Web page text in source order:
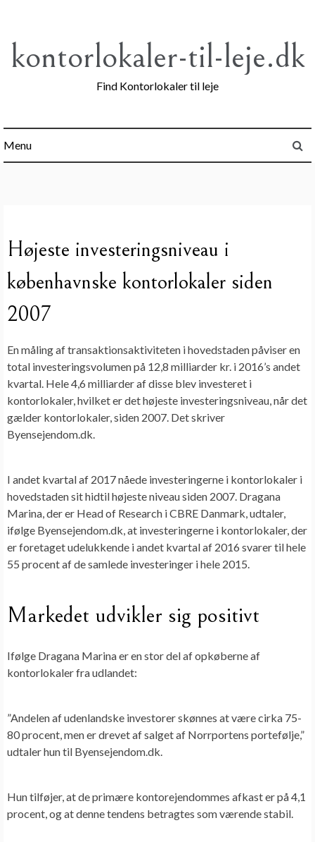
content
kontorlokaler-til-leje.dk
Find Kontorlokaler til leje
Menu
Højeste investeringsniveau i
københavnske kontorlokaler siden
2007
En måling af transaktionsaktiviteten i hovedstaden påviser en
total investeringsvolumen på 12,8 milliarder kr. i 2016’s andet
kvartal. Hele 4,6 milliarder af disse blev investeret i
kontorlokaler, hvilket er det højeste investeringsniveau, når det
gælder kontorlokaler, siden 2007. Det skriver
Byensejendom.dk.
I andet kvartal af 2017 nåede investeringerne i kontorlokaler i
hovedstaden sit hidtil højeste niveau siden 2007. Dragana
Marina, der er Head of Research i CBRE Danmark, udtaler,
ifølge Byensejendom.dk, at investeringerne i kontorlokaler, der
er foretaget udelukkende i andet kvartal af 2016 svarer til hele
55 procent af de samlede investeringer i hele 2015.
Markedet udvikler sig positivt
Ifølge Dragana Marina er en stor del af opkøberne af
kontorlokaler fra udlandet:
”Andelen af udenlandske investorer skønnes at være cirka 75-
80 procent, men er drevet af salget af Norrportens portefølje,”
udtaler hun til Byensejendom.dk.
Hun tilføjer, at de primære kontorejendommes afkast er på 4,1
procent, og at denne tendens betragtes som værende stabil.